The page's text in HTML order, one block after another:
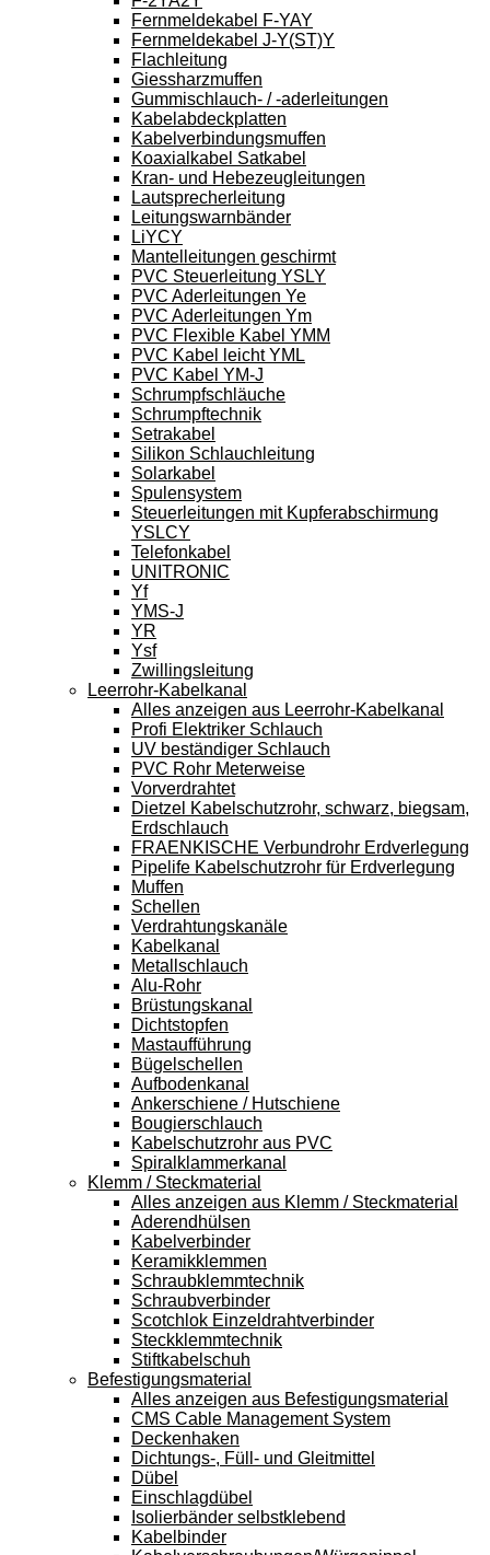
Fernmeldekabel F-YAY
Fernmeldekabel J-Y(ST)Y
Flachleitung
Giessharzmuffen
Gummischlauch- / -aderleitungen
Kabelabdeckplatten
Kabelverbindungsmuffen
Koaxialkabel Satkabel
Kran- und Hebezeugleitungen
Lautsprecherleitung
Leitungswarnbänder
LiYCY
Mantelleitungen geschirmt
PVC Steuerleitung YSLY
PVC Aderleitungen Ye
PVC Aderleitungen Ym
PVC Flexible Kabel YMM
PVC Kabel leicht YML
PVC Kabel YM-J
Schrumpfschläuche
Schrumpftechnik
Setrakabel
Silikon Schlauchleitung
Solarkabel
Spulensystem
Steuerleitungen mit Kupferabschirmung
YSLCY
Telefonkabel
UNITRONIC
Yf
YMS-J
YR
Ysf
Zwillingsleitung
Leerrohr-Kabelkanal
Alles anzeigen aus Leerrohr-Kabelkanal
Profi Elektriker Schlauch
UV beständiger Schlauch
PVC Rohr Meterweise
Vorverdrahtet
Dietzel Kabelschutzrohr, schwarz, biegsam,
Erdschlauch
FRAENKISCHE Verbundrohr Erdverlegung
Pipelife Kabelschutzrohr für Erdverlegung
Muffen
Schellen
Verdrahtungskanäle
Kabelkanal
Metallschlauch
Alu-Rohr
Brüstungskanal
Dichtstopfen
Mastaufführung
Bügelschellen
Aufbodenkanal
Ankerschiene / Hutschiene
Bougierschlauch
Kabelschutzrohr aus PVC
Spiralklammerkanal
Klemm / Steckmaterial
Alles anzeigen aus Klemm / Steckmaterial
Aderendhülsen
Kabelverbinder
Keramikklemmen
Schraubklemmtechnik
Schraubverbinder
Scotchlok Einzeldrahtverbinder
Steckklemmtechnik
Stiftkabelschuh
Befestigungsmaterial
Alles anzeigen aus Befestigungsmaterial
CMS Cable Management System
Deckenhaken
Dichtungs-, Füll- und Gleitmittel
Dübel
Einschlagdübel
Isolierbänder selbstklebend
Kabelbinder